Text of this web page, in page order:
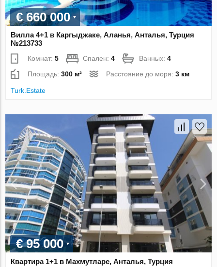
€ 660 000
Вилла 4+1 в Каргыджаке, Аланья, Анталья, Турция
№213733
Комнат:5 Спален:4 Ванных:4
Площадь:300 м² Расстояние до моря:3 км
Turk.Estate
€ 95 000
Квартира 1+1 в Махмутларе, Анталья, Турция